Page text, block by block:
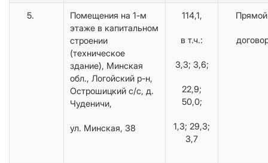
5.
Помещения на 1-м
этаже в капитальном
строении
(техническое
здание), Минская
обл., Логойский р-н,
Острошицкий с/с, д.
Чуденичи,
ул. Минская, 38
114,1,
в т.ч.:
3,3; 3,6;
22,9;
50,0;
1,3; 29,3;
3,7
Прямой